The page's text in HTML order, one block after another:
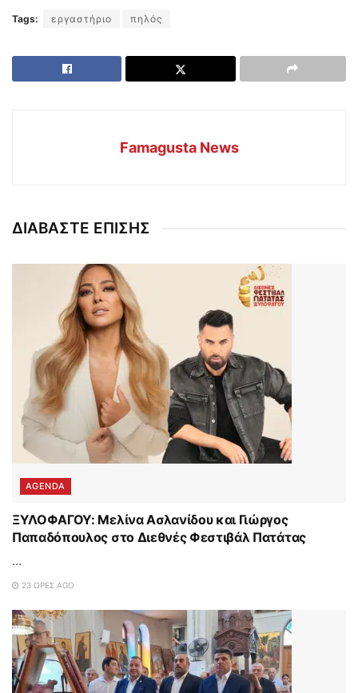
Tags: εργαστήριο πηλός
Famagusta News
ΔΙΑΒΑΣΤΕ ΕΠΙΣΗΣ
AGENDA
ΞΥΛΟΦΑΓΟΥ: Μελίνα Ασλανίδου και Γιώργος
Παπαδόπουλος στο Διεθνές Φεστιβάλ Πατάτας
...
23 ΏΡΕΣ AGO